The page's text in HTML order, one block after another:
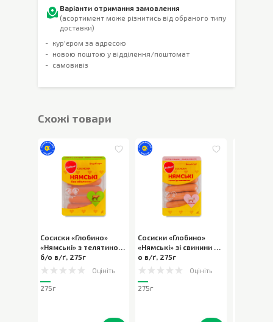
Варіанти отримання замовлення
(асортимент може різнитись від обраного типу
доставки)
кур'єром за адресою
новою поштою у відділення/поштомат
самовивіз
Cхожі товари
Сосиски «Глобино»
«Нямські» з телятиною
б/о в/ґ, 275г
Оцініть
275г
Сосиски «Глобино»
«Нямські» зі свинини б/
о в/ґ, 275г
Оцініть
275г